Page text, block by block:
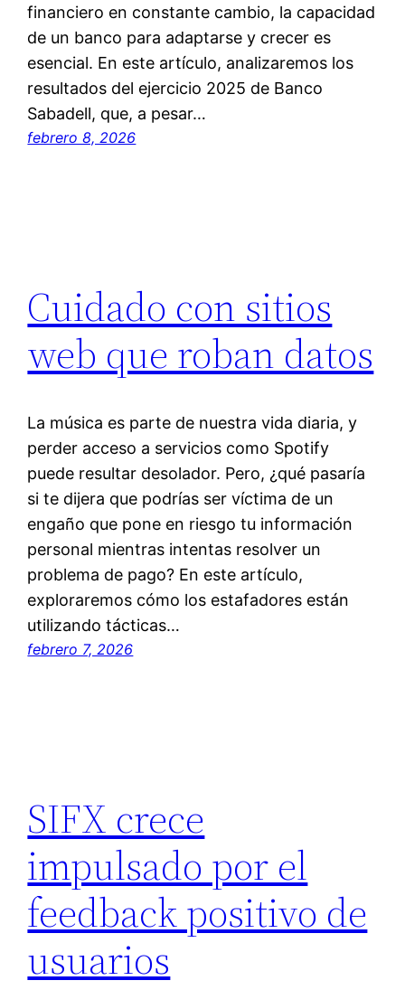
financiero en constante cambio, la capacidad
de un banco para adaptarse y crecer es
esencial. En este artículo, analizaremos los
resultados del ejercicio 2025 de Banco
Sabadell, que, a pesar…
febrero 8, 2026
Cuidado con sitios
web que roban datos
La música es parte de nuestra vida diaria, y
perder acceso a servicios como Spotify
puede resultar desolador. Pero, ¿qué pasaría
si te dijera que podrías ser víctima de un
engaño que pone en riesgo tu información
personal mientras intentas resolver un
problema de pago? En este artículo,
exploraremos cómo los estafadores están
utilizando tácticas…
febrero 7, 2026
SIFX crece
impulsado por el
feedback positivo de
usuarios